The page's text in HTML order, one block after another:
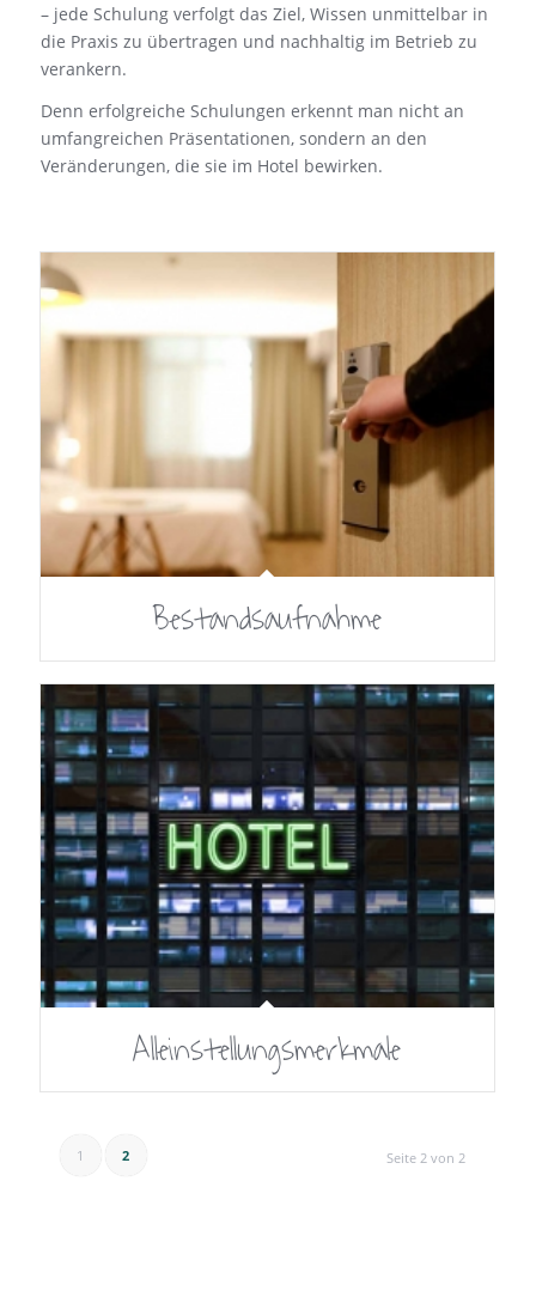
– jede Schulung verfolgt das Ziel, Wissen unmittelbar in
die Praxis zu übertragen und nachhaltig im Betrieb zu
verankern.
Denn erfolgreiche Schulungen erkennt man nicht an
umfangreichen Präsentationen, sondern an den
Veränderungen, die sie im Hotel bewirken.
Bestandsaufnahme
Alleinstellungsmerkmale
Seite 2 von 2
1 2